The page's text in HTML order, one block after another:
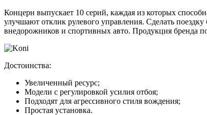
Концерн выпускает 10 серий, каждая из которых
улучшают отклик рулевого управления. Сделать
внедорожников и спортивных авто. Продукция бренда
Достоинства:
Увеличенный ресурс;
Модели с регулировкой усилия отбоя;
Подходят для агрессивного стиля вождения;
Простая установка.